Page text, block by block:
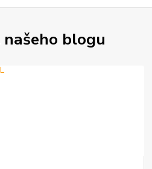
našeho blogu